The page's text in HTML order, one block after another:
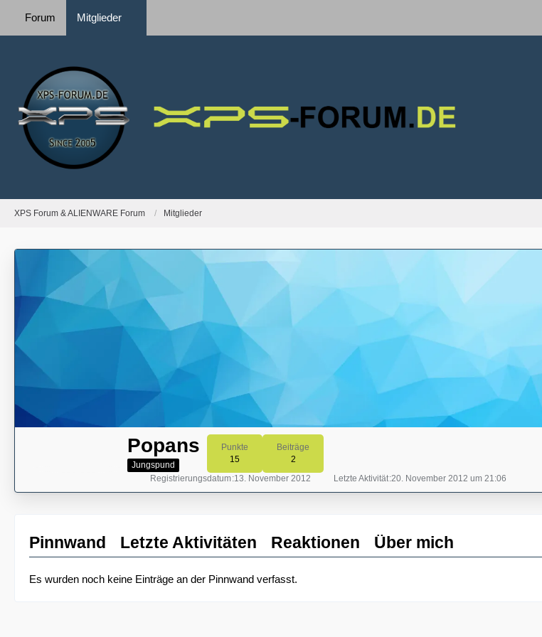
Forum Mitglieder
XPS Forum & ALIENWARE Forum Mitglieder
Popans
Jungspund
Punkte
15
Beiträge
2
Registrierungsdatum 13. November 2012 Letzte Aktivität 20. November 2012 um 21:06
Pinnwand Letzte Aktivitäten Reaktionen Über mich
Es wurden noch keine Einträge an der Pinnwand verfasst.